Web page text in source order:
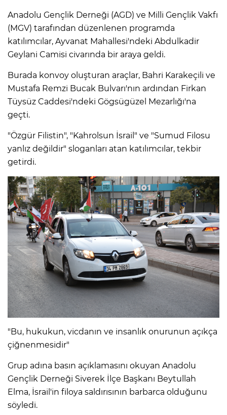
Anadolu Gençlik Derneği (AGD) ve Milli Gençlik Vakfı
(MGV) tarafından düzenlenen programda
katılımcılar, Ayvanat Mahallesi'ndeki Abdulkadir
Geylani Camisi civarında bir araya geldi.
Burada konvoy oluşturan araçlar, Bahri Karakeçili ve
Mustafa Remzi Bucak Bulvarı'nın ardından Firkan
Tüysüz Caddesi'ndeki Gögsügüzel Mezarlığı'na
geçti.
"Özgür Filistin", "Kahrolsun İsrail" ve "Sumud Filosu
yanlız değildir" sloganları atan katılımcılar, tekbir
getirdi.
"Bu, hukukun, vicdanın ve insanlık onurunun açıkça
çiğnenmesidir"
Grup adına basın açıklamasını okuyan Anadolu
Gençlik Derneği Siverek İlçe Başkanı Beytullah
Elma, İsrail'in filoya saldırısının barbarca olduğunu
söyledi.